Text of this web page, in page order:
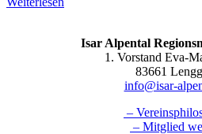
Isar Alpental
1. Vorstand Eva-
83661
info@isar-
–
– Mitglied